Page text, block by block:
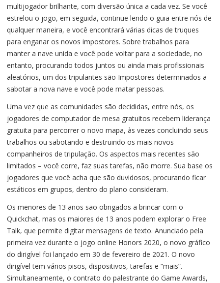
multijogador brilhante, com diversão única a cada vez. Se você
estrelou o jogo, em seguida, continue lendo o guia entre nós de
qualquer maneira, e você encontrará várias dicas de truques
para enganar os novos impostores. Sobre trabalhos para
manter a nave unida e você pode voltar para a sociedade, no
entanto, procurando todos juntos ou ainda mais profissionais
aleatórios, um dos tripulantes são Impostores determinados a
sabotar a nova nave e você pode matar pessoas.
Uma vez que as comunidades são decididas, entre nós, os
jogadores de computador de mesa gratuitos recebem liderança
gratuita para percorrer o novo mapa, às vezes concluindo seus
trabalhos ou sabotando e destruindo os mais novos
companheiros de tripulação. Os aspectos mais recentes são
limitados – você corre, faz suas tarefas, não morre. Sua base os
jogadores que você acha que são duvidosos, procurando ficar
estáticos em grupos, dentro do plano consideram.
Os menores de 13 anos são obrigados a brincar com o
Quickchat, mas os maiores de 13 anos podem explorar o Free
Talk, que permite digitar mensagens de texto. Anunciado pela
primeira vez durante o jogo online Honors 2020, o novo gráfico
do dirigível foi lançado em 30 de fevereiro de 2021. O novo
dirigível tem vários pisos, dispositivos, tarefas e “mais”.
Simultaneamente, o contrato do palestrante do Game Awards,